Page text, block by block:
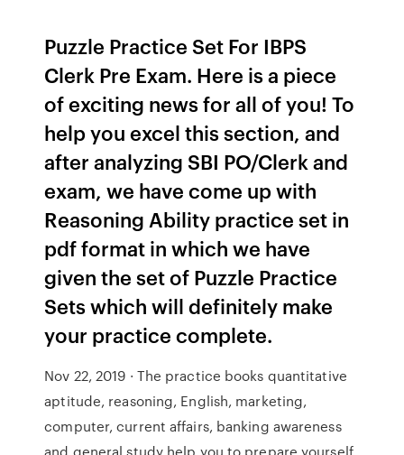
Puzzle Practice Set For IBPS
Clerk Pre Exam. Here is a piece
of exciting news for all of you! To
help you excel this section, and
after analyzing SBI PO/Clerk and
exam, we have come up with
Reasoning Ability practice set in
pdf format in which we have
given the set of Puzzle Practice
Sets which will definitely make
your practice complete.
Nov 22, 2019 · The practice books quantitative
aptitude, reasoning, English, marketing,
computer, current affairs, banking awareness
and general study help you to prepare yourself